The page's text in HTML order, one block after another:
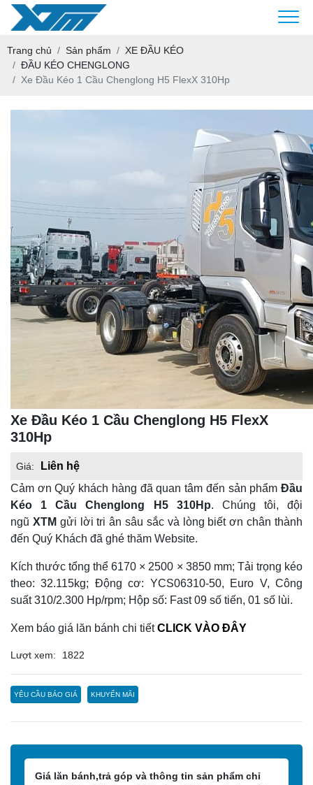
Trang chủ Sản phẩm
XE ĐẦU KÉO
ĐẦU KÉO CHENGLONG
Xe Đầu Kéo 1 Cầu Chenglong H5 FlexX 310Hp
Xe Đầu Kéo 1 Cầu Chenglong H5 FlexX
310Hp
Giá:
Liên hệ
Cảm ơn Quý khách hàng đã quan tâm đến sản phẩm Đầu
Kéo 1 Cầu Chenglong H5 310Hp. Chúng tôi, đội
ngũ XTM gửi lời tri ân sâu sắc và lòng biết ơn chân thành
đến Quý Khách đã ghé thăm Website.
Kích thước tổng thể 6170 × 2500 × 3850 mm; Tải trọng kéo
theo: 32.115kg; Động cơ: YCS06310-50, Euro V, Công
suất 310/2.300 Hp/rpm; Hộp số: Fast 09 số tiến, 01 số lùi.
Xem báo giá lăn bánh chi tiếtCLICK VÀO ĐÂY
Lượt xem: 1822
YÊU CẦU BÁO GIÁ KHUYẾN MÃI
Giá lăn bánh,trả góp và thông tin sản phẩm chỉ